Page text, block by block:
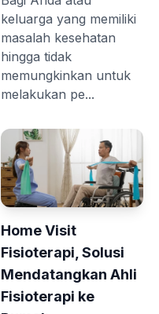
keluarga yang memiliki
masalah kesehatan
hingga tidak
memungkinkan untuk
melakukan pe...
Home Visit
Fisioterapi, Solusi
Mendatangkan Ahli
Fisioterapi ke